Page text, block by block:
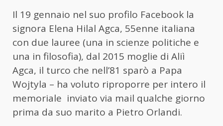
Il 19 gennaio nel suo profilo Facebook la
signora Elena Hilal Agca, 55enne italiana
con due lauree (una in scienze politiche e
una in filosofia), dal 2015 moglie di Aliì
Agca, il turco che nell’81 sparò a Papa
Wojtyla – ha voluto riproporre per intero il
memoriale inviato via mail qualche giorno
prima da suo marito a Pietro Orlandi.